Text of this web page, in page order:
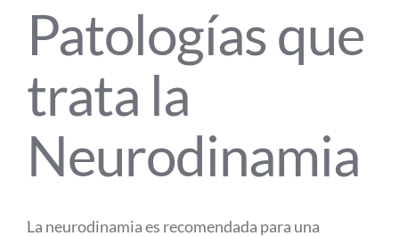
Patologías que
trata la
Neurodinamia
La neurodinamia es recomendada para una